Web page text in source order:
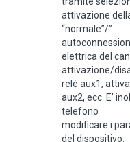
attivazione
“normale”/”
elettrica del
attivazione/
relè aux1,
aux2, ecc. E’
telefono
modificare i
del dispositivo.